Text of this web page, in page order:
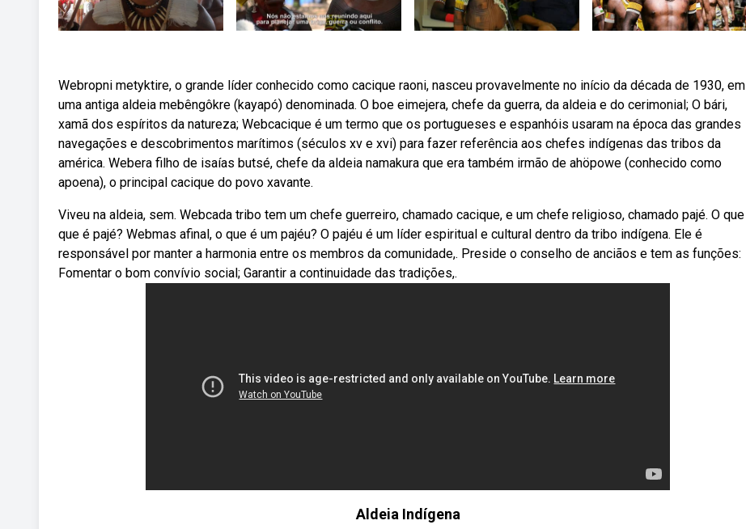
Webropni metyktire, o grande líder conhecido como cacique raoni, nasceu provavelmente no início da década de 1930, em
uma antiga aldeia mebêngôkre (kayapó) denominada. O boe eimejera, chefe da guerra, da aldeia e do cerimonial; O bári,
xamã dos espíritos da natureza; Webcacique é um termo que os portugueses e espanhóis usaram na época das grandes
navegações e descobrimentos marítimos (séculos xv e xvi) para fazer referência aos chefes indígenas das tribos da
américa. Webera filho de isaías butsé, chefe da aldeia namakura que era também irmão de ahöpowe (conhecido como
apoena), o principal cacique do povo xavante.
Viveu na aldeia, sem. Webcada tribo tem um chefe guerreiro, chamado cacique, e um chefe religioso, chamado pajé. O que
que é pajé? Webmas afinal, o que é um pajéu? O pajéu é um líder espiritual e cultural dentro da tribo indígena. Ele é
responsável por manter a harmonia entre os membros da comunidade,. Preside o conselho de anciãos e tem as funções:
Fomentar o bom convívio social; Garantir a continuidade das tradições,.
Aldeia Indígena